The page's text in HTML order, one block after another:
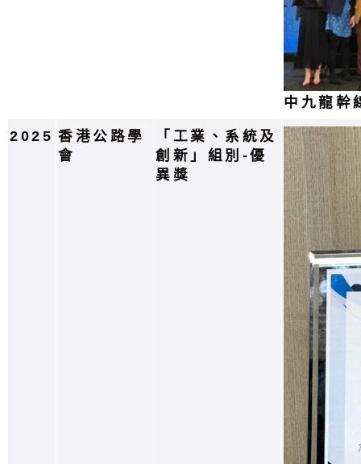
中九龍幹
2025 香港公路學
會
「工業、系統及
創新」組別-優
異獎